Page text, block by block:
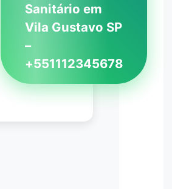
Sanitário em
Vila Gustavo SP
–
+551112345678